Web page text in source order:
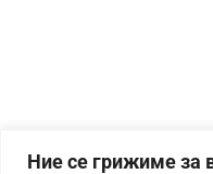
Ние се грижиме за